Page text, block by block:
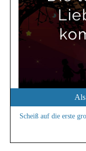
Scheiß auf die erste